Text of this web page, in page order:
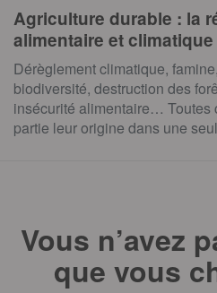
Agriculture durable : la
alimentaire et climatique
Dérèglement climatique,
biodiversité, destruction des
insécurité alimentaire… Toutes
partie leur origine dans une
Vous n’avez
que vous